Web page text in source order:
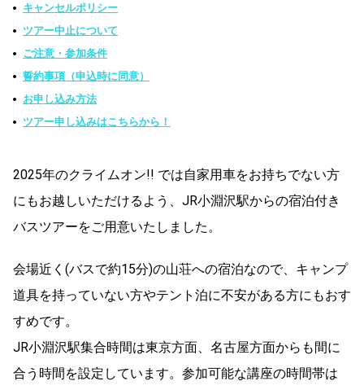
キャンセルポリシー
ツアー中止について
ご注意・参加条件
誓約事項（申込時に同意）
お申し込み方法
ツアー申し込みはこちらから！
2025年のクライムオン!! では自家用車をお持ちでない方
にもお越しいただけるよう、JR小淵沢駅からの宿泊付き
バスツアーをご用意いたしました。
会場近く(バスで約15分)の山荘への宿泊なので、キャンプ
道具を持っていない方やテント泊に不安がある方にもおす
すめです。
JR小淵沢駅集合時間は東京方面、名古屋方面からも間に
合う時間を設定しています。参加可能な講座の時間帯は